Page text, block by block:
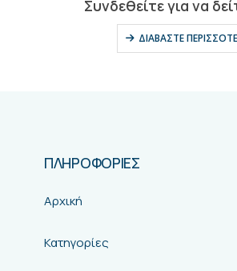
Συνδεθείτε για να
ΔΙΑΒΆΣΤΕ
ΠΛΗΡΟΦΟΡΙΕΣ
Αρχική
Κατηγορίες